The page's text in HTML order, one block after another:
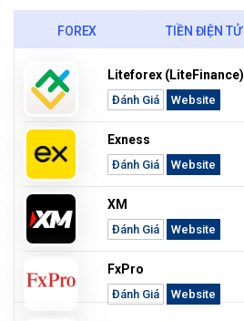
FOREX TIỀN ĐIỆN TỬ
Liteforex (LiteFinance)
Đánh Giá Website
Exness
Đánh Giá Website
XM
Đánh Giá Website
FxPro
Đánh Giá Website